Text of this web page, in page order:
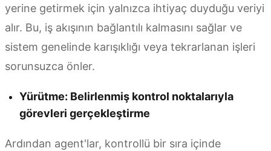
yerine getirmek için yalnızca ihtiyaç duyduğu veriyi
alır. Bu, iş akışının bağlantılı kalmasını sağlar ve
sistem genelinde karışıklığı veya tekrarlanan işleri
sorunsuzca önler.
Yürütme: Belirlenmiş kontrol noktalarıyla
görevleri gerçekleştirme
Ardından agent'lar, kontrollü bir sıra içinde